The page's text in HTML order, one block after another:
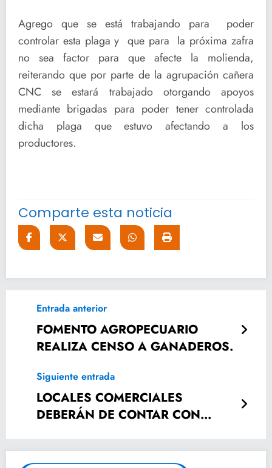
Agrego que se está trabajando para poder
controlar esta plaga y que para la próxima zafra
no sea factor para que afecte la molienda,
reiterando que por parte de la agrupación cañera
CNC se estará trabajado otorgando apoyos
mediante brigadas para poder tener controlada
dicha plaga que estuvo afectando a los
productores.
Comparte esta noticia
Entrada anterior
FOMENTO AGROPECUARIO
REALIZA CENSO A GANADEROS.
Siguiente entrada
LOCALES COMERCIALES
DEBERÁN DE CONTAR CON